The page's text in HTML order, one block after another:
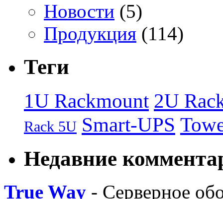
Новости (5)
Продукция (114)
Теги
1U Rackmount 2U
Rack 5U Smart-UPS
Недавние
True Way - Серверное